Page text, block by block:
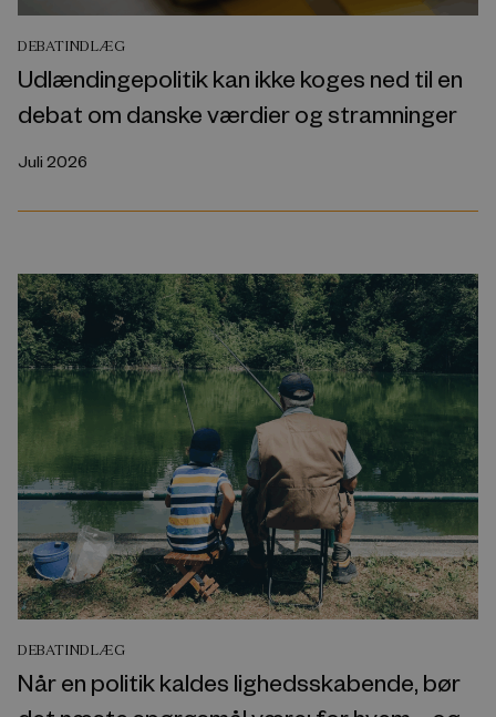
DEBATINDLÆG
Udlændingepolitik kan ikke koges ned til en
debat om danske værdier og stramninger
Juli 2026
DEBATINDLÆG
Når en politik kaldes lighedsskabende, bør